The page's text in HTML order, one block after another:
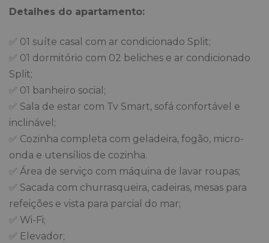
Detalhes do apartamento:
✅ 01 suíte casal com ar condicionado Split;
✅ 01 dormitório com 02 beliches e ar condicionado
Split;
✅ 01 banheiro social;
✅ Sala de estar com Tv Smart, sofá confortável e
inclinável;
✅ Cozinha completa com geladeira, fogão, micro-
onda e utensílios de cozinha.
✅ Área de serviço com máquina de lavar roupas;
✅ Sacada com churrasqueira, cadeiras, mesas para
refeições e vista para parcial do mar;
✅ Wi-Fi;
✅ Elevador;